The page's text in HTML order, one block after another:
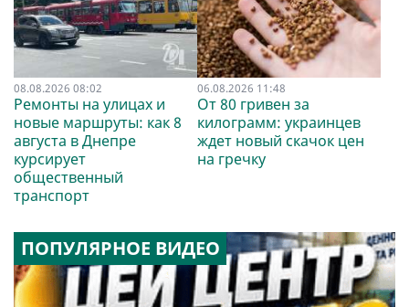
08.08.2026 08:02
Ремонты на улицах и
новые маршруты: как 8
августа в Днепре
курсирует
общественный
транспорт
06.08.2026 11:48
От 80 гривен за
килограмм: украинцев
ждет новый скачок цен
на гречку
ПОПУЛЯРНОЕ ВИДЕО